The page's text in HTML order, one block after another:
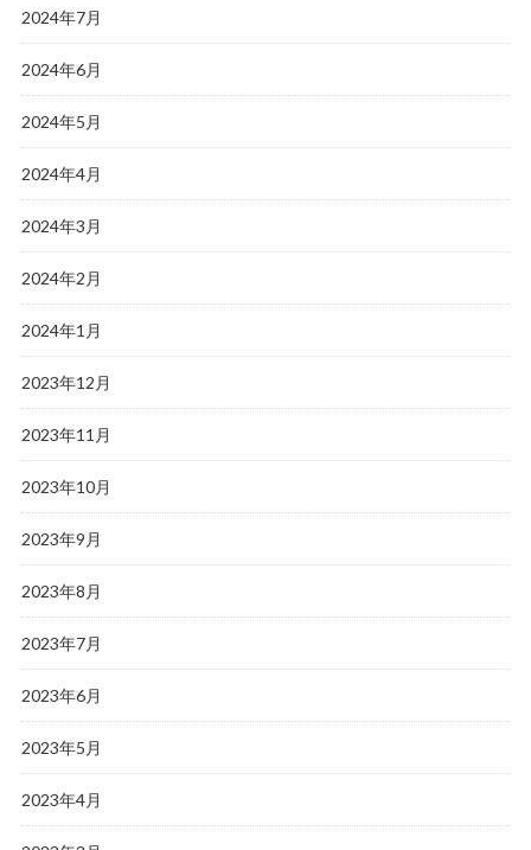
2024年7月
2024年6月
2024年5月
2024年4月
2024年3月
2024年2月
2024年1月
2023年12月
2023年11月
2023年10月
2023年9月
2023年8月
2023年7月
2023年6月
2023年5月
2023年4月